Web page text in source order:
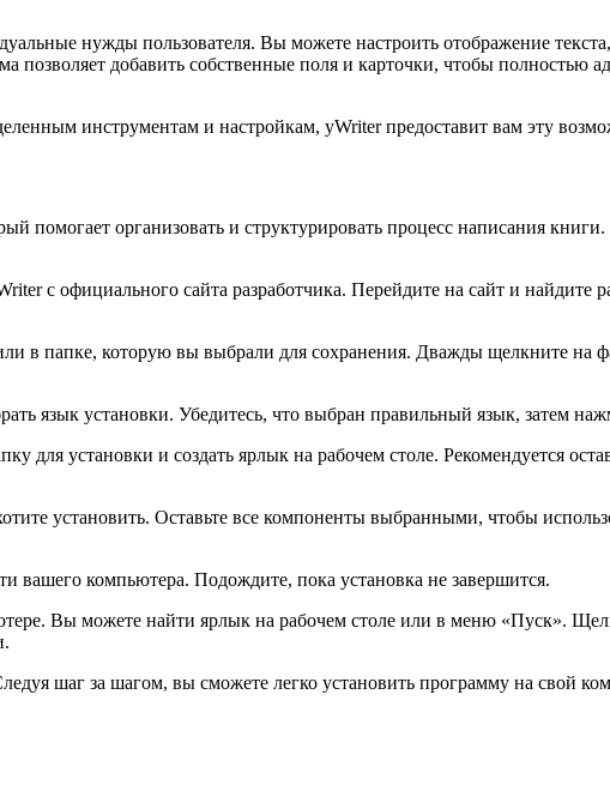
нужды пользователя. Вы можете настроить отображение
добавить собственные поля и карточки, чтобы полностью
инструментам и настройкам, yWriter предоставит вам эту
помогает организовать и структурировать процесс написания
с официального сайта разработчика. Перейдите на сайт и найдите
в папке, которую вы выбрали для сохранения. Дважды щелкните на
язык установки. Убедитесь, что выбран правильный язык, затем
для установки и создать ярлык на рабочем столе. Рекомендуется
установить. Оставьте все компоненты выбранными, чтобы
вашего компьютера. Подождите, пока установка не завершится.
Вы можете найти ярлык на рабочем столе или в меню «Пуск».
шаг за шагом, вы сможете легко установить программу на свой